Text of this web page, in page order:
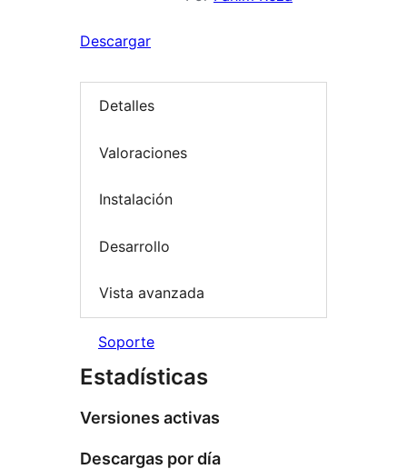
Descargar
Detalles
Valoraciones
Instalación
Desarrollo
Vista avanzada
Soporte
Estadísticas
Versiones activas
Descargas por día